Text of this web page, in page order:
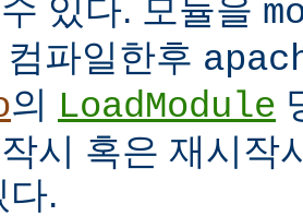
있다. 모듈을
파일한후
의 LoadModule
시 혹은 재시작
다.